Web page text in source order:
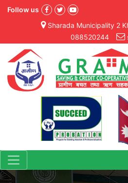
Follow us
Sharada Municipality 2
088520244